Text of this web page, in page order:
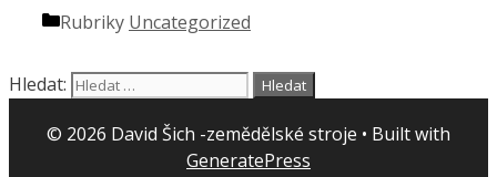
Rubriky Uncategorized
Hledat:
© 2026 David Šich -zemědělské stroje • Built with
GeneratePress